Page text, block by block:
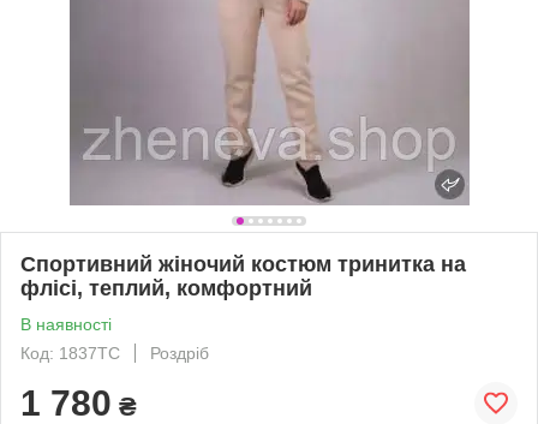
Спортивний жіночий костюм тринитка на
флісі, теплий, комфортний
В наявності
Код: 1837ТС
Роздріб
1 780 ₴